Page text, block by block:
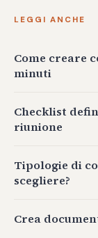
LEGGI ANCHE
Come creare
minuti
Checklist
riunione
Tipologie di
scegliere?
Crea